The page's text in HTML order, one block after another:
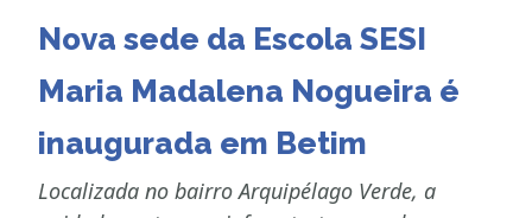
Nova sede da Escola SESI
Maria Madalena Nogueira é
inaugurada em Betim
Localizada no bairro Arquipélago Verde, a